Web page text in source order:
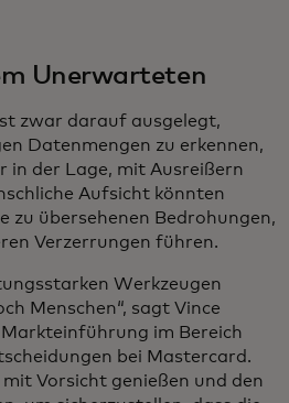
Unerwarteten
zwar darauf ausgelegt,
Datenmengen zu erkennen,
in der Lage, mit Ausreißern
Aufsicht könnten
zu übersehenen Bedrohungen,
Verzerrungen führen.
Werkzeugen
Menschen“, sagt Vince
im Bereich
bei Mastercard.
mit Vorsicht genießen und den